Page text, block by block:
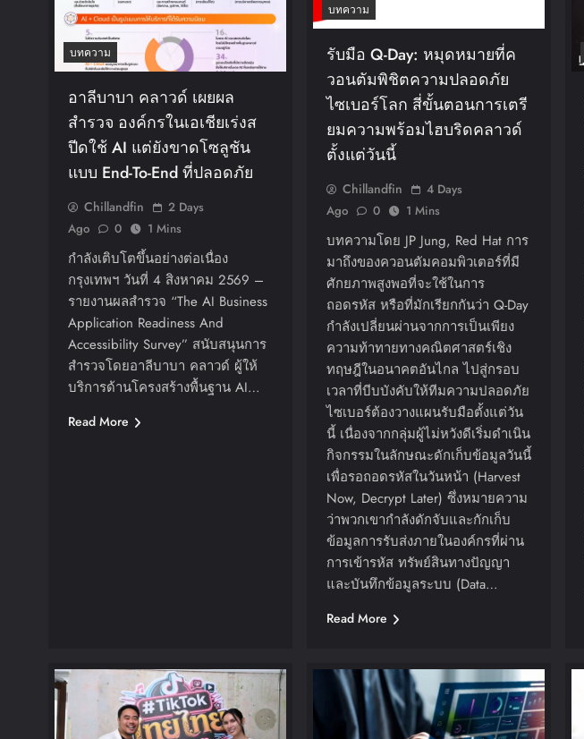
บทความ
อาลีบาบา คลาวด์ เผยผล
สำรวจ องค์กรในเอเชียเร่งส
ปีดใช้ AI แต่ยังขาดโซลูชัน
แบบ End-To-End ที่ปลอดภัย
Chillandfin
2 Days
Ago
0 1 Mins
กำลังเติบโตขึ้นอย่างต่อเนื่อง
กรุงเทพฯ วันที่ 4 สิงหาคม 2569 –
รายงานผลสำรวจ “The AI Business
Application Readiness And
Accessibility Survey” สนับสนุนการ
สำรวจโดยอาลีบาบา คลาวด์ ผู้ให้
บริการด้านโครงสร้างพื้นฐาน AI…
Read More
บทความ
รับมือ Q-Day: หมุดหมายที่ค
วอนตัมพิชิตความปลอดภัย
ไซเบอร์โลก สี่ขั้นตอนการเตรี
ยมความพร้อมไฮบริดคลาวด์
ตั้งแต่วันนี้
Chillandfin
4 Days
Ago
0 1 Mins
บทความโดย JP Jung, Red Hat การ
มาถึงของควอนตัมคอมพิวเตอร์ที่มี
ศักยภาพสูงพอที่จะใช้ในการ
ถอดรหัส หรือที่มักเรียกกันว่า Q-Day
กำลังเปลี่ยนผ่านจากการเป็นเพียง
ความท้าทายทางคณิตศาสตร์เชิง
ทฤษฎีในอนาคตอันไกล ไปสู่กรอบ
เวลาที่บีบบังคับให้ทีมความปลอดภัย
ไซเบอร์ต้องวางแผนรับมือตั้งแต่วัน
นี้ เนื่องจากกลุ่มผู้ไม่หวังดีเริ่มดำเนิน
กิจกรรมในลักษณะดักเก็บข้อมูลวันนี้
เพื่อรอถอดรหัสในวันหน้า (harvest
Now, Decrypt Later) ซึ่งหมายความ
ว่าพวกเขากำลังดักจับและกักเก็บ
ข้อมูลการรับส่งภายในองค์กรที่ผ่าน
การเข้ารหัส ทรัพย์สินทางปัญญา
และบันทึกข้อมูลระบบ (data…
Read More